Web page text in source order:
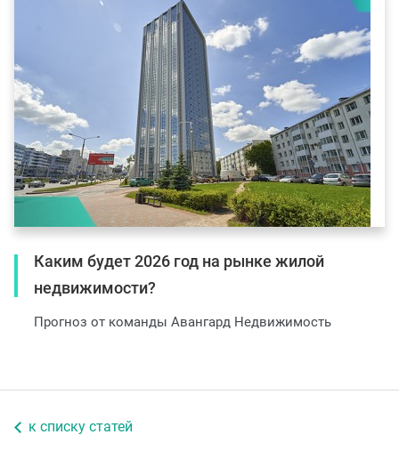
Каким будет 2026 год на рынке жилой
недвижимости?
Прогноз от команды Авангард Недвижимость
к списку статей